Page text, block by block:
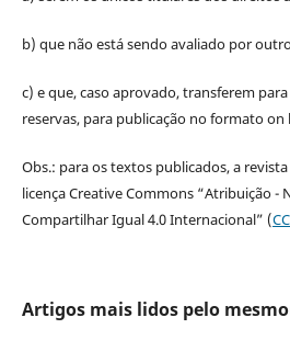
b) que não está sendo avaliado por
c) e que, caso aprovado, transferem
reservas, para publicação no formato on
Obs.: para os textos publicados, a
licença Creative Commons “Atribuição -
Compartilhar Igual 4.0 Internacional” (
Artigos mais lidos pelo